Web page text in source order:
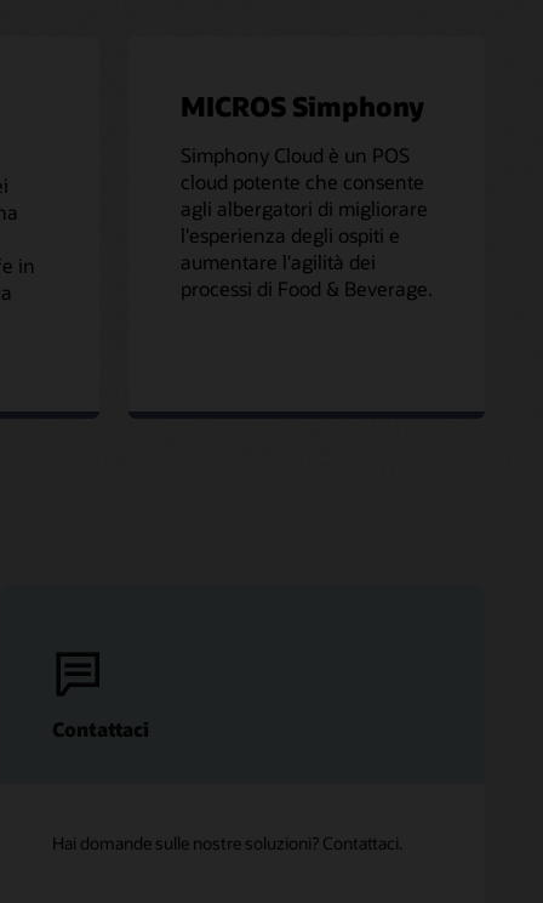
in
MICROS Simphony
Simphony Cloud è un POS
cloud potente che consente
agli albergatori di migliorare
l'esperienza degli ospiti e
aumentare l'agilità dei
processi di Food & Beverage.
Contattaci
Hai domande sulle nostre soluzioni? Contattaci.